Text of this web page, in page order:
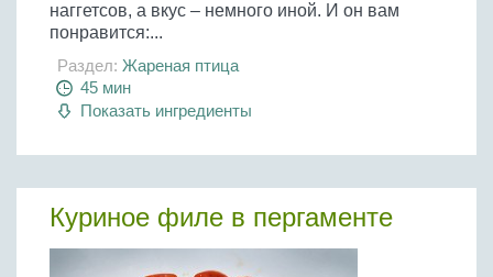
наггетсов, а вкус – немного иной. И он вам
понравится:...
Раздел: Жареная птица
45 мин
Показать ингредиенты
Куриное филе в пергаменте